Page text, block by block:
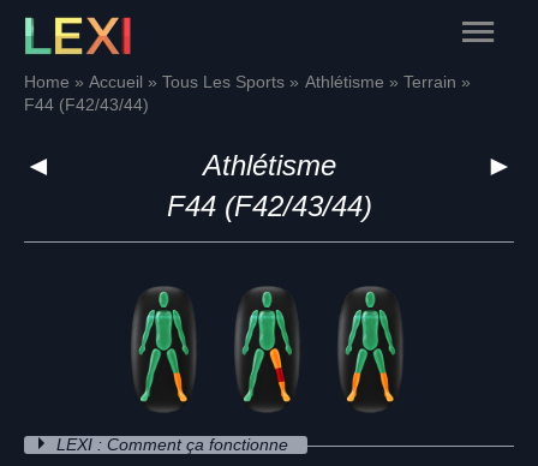
Skip
content
Main
Menu
Home Accueil Tous Les Sports Athlétisme
Terrain
F44 (F42/43/44)
◄ ►
Athlétisme
F44 (F42/43/44)
LEXI : Comment ça fonctionne